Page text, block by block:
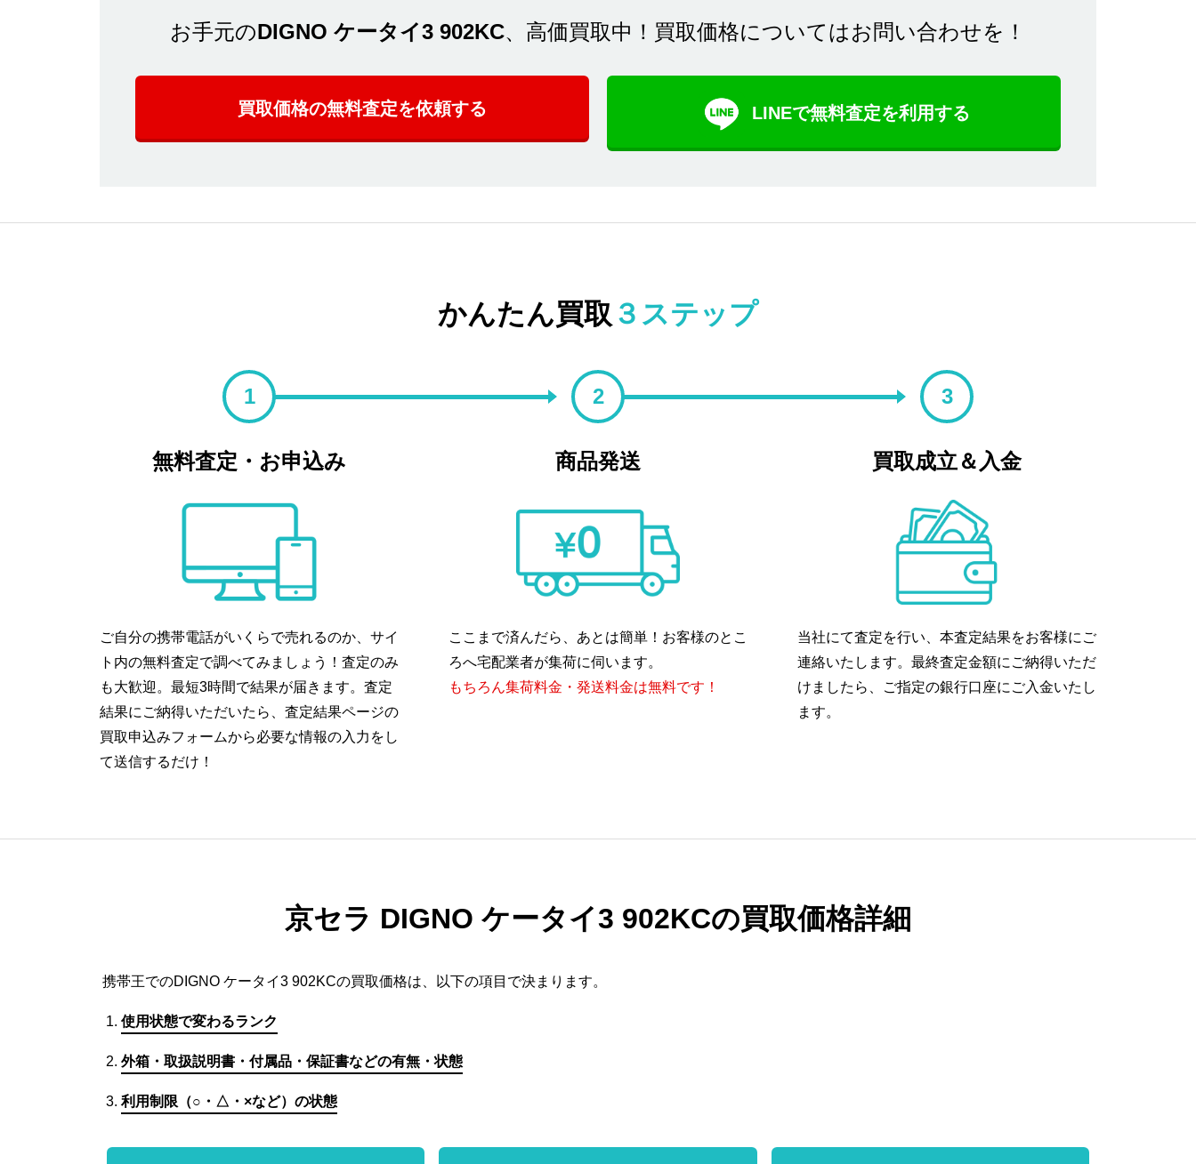
お手元のDIGNO ケータイ3 902KC、高価買取中！買取価格についてはお問い合わせを！
買取価格の無料査定を依頼する LINEで無料査定を利用する
かんたん買取 ３ステップ
1
無料査定・お申込み
ご自分の携帯電話がいくらで売れるのか、サイ
ト内の無料査定で調べてみましょう！査定のみ
も大歓迎。最短3時間で結果が届きます。査定
結果にご納得いただいたら、査定結果ページの
買取申込みフォームから必要な情報の入力をし
て送信するだけ！
2
商品発送
ここまで済んだら、あとは簡単！お客様のとこ
ろへ宅配業者が集荷に伺います。
もちろん集荷料金・発送料金は無料です！
3
買取成立＆入金
当社にて査定を行い、本査定結果をお客様にご
連絡いたします。最終査定金額にご納得いただ
けましたら、ご指定の銀行口座にご入金いたし
ます。
京セラ DIGNO ケータイ3 902KCの買取価格詳細
携帯王でのDIGNO ケータイ3 902KCの買取価格は、以下の項目で決まります。
使用状態で変わるランク
外箱・取扱説明書・付属品・保証書などの有無・状態
利用制限（○・△・×など）の状態